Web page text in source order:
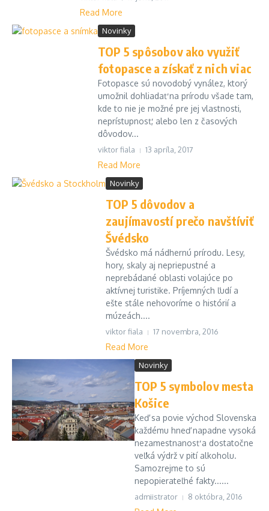
Read More
Novinky
TOP 5 spôsobov ako využiť
fotopasce a získať z nich viac
Fotopasce sú novodobý vynález, ktorý
umožnil dohliadať na prírodu všade tam,
kde to nie je možné pre jej vlastnosti,
neprístupnosť, alebo len z časových
dôvodov...
viktor fiala 13 apríla, 2017
Read More
Novinky
TOP 5 dôvodov a
zaujímavostí prečo navštíviť
Švédsko
Švédsko má nádhernú prírodu. Lesy,
hory, skaly aj nepriepustné a
neprebádané oblasti volajúce po
aktívnej turistike. Príjemných ľudí a
ešte stále nehovoríme o histórií a
múzeách....
viktor fiala 17 novembra, 2016
Read More
Novinky
TOP 5 symbolov mesta
Košice
Keď sa povie východ Slovenska
každému hneď napadne vysoká
nezamestnanosť a dostatočne
veľká výdrž v pití alkoholu.
Samozrejme to sú
nepopierateľné fakty......
admiistrator 8 októbra, 2016